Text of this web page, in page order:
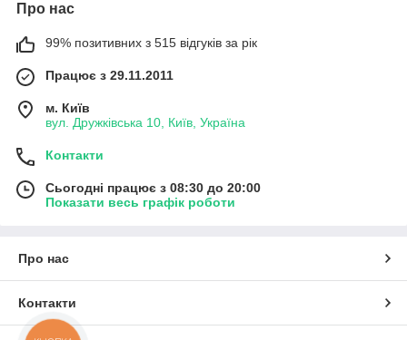
Про нас
99% позитивних з 515 відгуків за рік
Працює з 29.11.2011
м. Київ
вул. Дружківська 10, Київ, Україна
Контакти
Сьогодні працює з 08:30 до 20:00
Показати весь графік роботи
Про нас
Контакти